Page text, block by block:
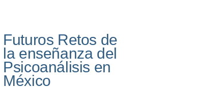
Futuros Retos de
la enseñanza del
Psicoanálisis en
México